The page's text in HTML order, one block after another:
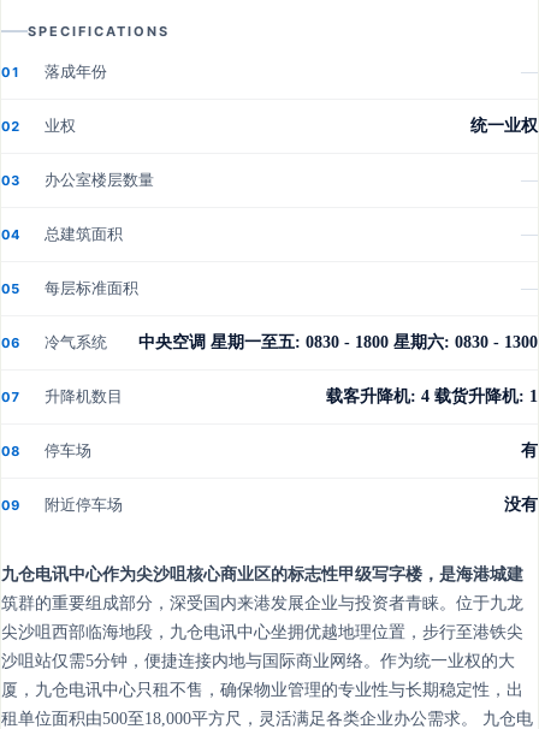
SPECIFICATIONS
01 落成年份 —
02 业权 统一业权
03 办公室楼层数量 —
04 总建筑面积 —
05 每层标准面积 —
06 冷气系统 中央空调 星期一至五: 0830 - 1800 星期六: 0830 - 1300
07 升降机数目 载客升降机: 4 载货升降机: 1
08 停车场 有
09 附近停车场 没有
九仓电讯中心作为尖沙咀核心商业区的标志性甲级写字楼，是海港城建
筑群的重要组成部分，深受国内来港发展企业与投资者青睐。位于九龙
尖沙咀西部临海地段，九仓电讯中心坐拥优越地理位置，步行至港铁尖
沙咀站仅需5分钟，便捷连接内地与国际商业网络。作为统一业权的大
厦，九仓电讯中心只租不售，确保物业管理的专业性与长期稳定性，出
租单位面积由500至18,000平方尺，灵活满足各类企业办公需求。 九仓电